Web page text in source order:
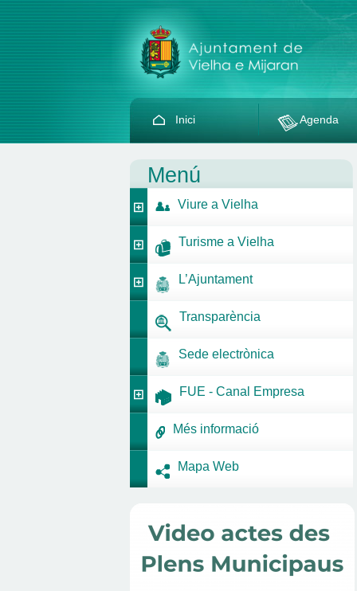
Inici Agenda
Menú
Viure a Vielha
Turisme a Vielha
L’Ajuntament
Transparència
Sede electrònica
FUE - Canal Empresa
Més informació
Mapa Web